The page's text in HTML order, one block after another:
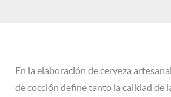
En la elaboración de cerveza
de cocción define tanto la calidad de